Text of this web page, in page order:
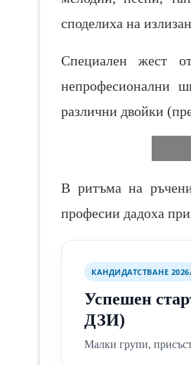
споделиха на
Специален жест
непрофесионални
различни двойки
В ритъма на
професии дадоха
КАНДИДАТСТВАНЕ
Успешен
ДЗИ)
Малки групи,